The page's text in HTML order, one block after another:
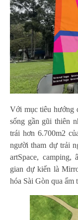
Với mục tiêu hướng
sống gần gũi thiên
trái hơn 6.700m2
người tham dự trải
artSpace,
gian dự kiến là
hóa Sài Gòn qua ẩm